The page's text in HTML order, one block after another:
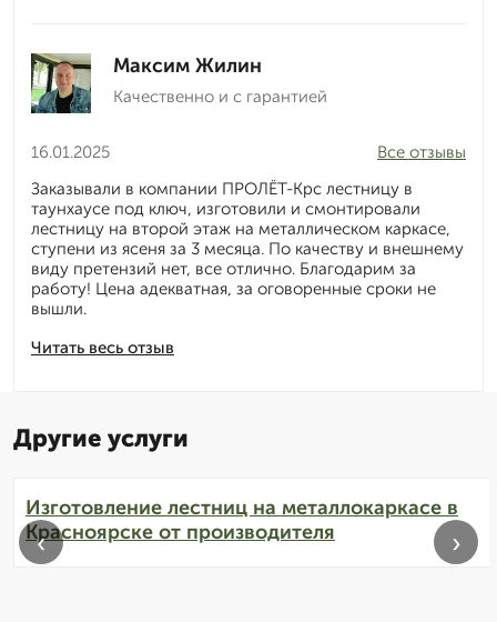
Максим Жилин
Качественно и с гарантией
16.01.2025
Читать весь отзыв
Все отзывы
Заказывали в компании ПРОЛЁТ-Крс лестницу в
таунхаусе под ключ, изготовили и смонтировали
лестницу на второй этаж на металлическом каркасе,
ступени из ясеня за 3 месяца. По качеству и внешнему
виду претензий нет, все отлично. Благодарим за
работу! Цена адекватная, за оговоренные сроки не
вышли.
Другие услуги
Изготовление лестниц на металлокаркасе в
Красноярске от производителя
‹ ›